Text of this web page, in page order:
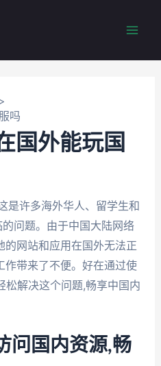
吗
国外能玩国
是许多海外华人、留学生和
问题。由于中国大陆网络
网站和应用在国外无法正
作带来了不便。好在通过使
松解决这个问题,畅享中国内
问国内资源,畅